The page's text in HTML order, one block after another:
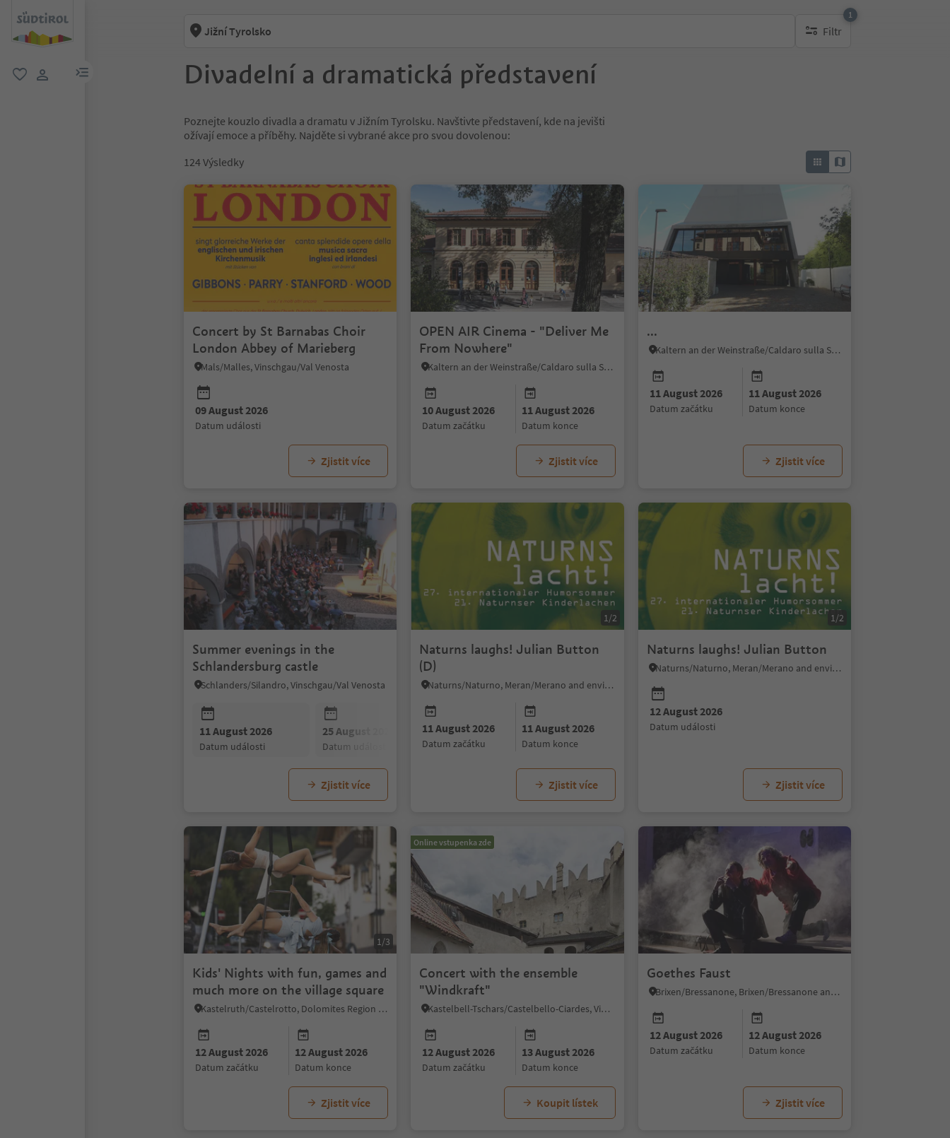
odkaz na menu
Jižní Tyrolsko Filtr
1
1 aktywny filtr
Divadelní a dramatická představení
Poznejte kouzlo divadla a dramatu v Jižním Tyrolsku. Navštivte představení, kde na jevišti
ožívají emoce a příběhy. Najděte si vybrané akce pro svou dovolenou:
124Výsledky
Concert by St Barnabas Choir
London Abbey of Marieberg
Mals/Malles, Vinschgau/Val Venosta
09 August 2026
datum události
Zjistit více
OPEN AIR Cinema - "Deliver Me
From Nowhere"
Kaltern an der Weinstraße/Caldaro sulla Strada del Vino, Alto Adige Wine Road
10 August 2026
datum začátku
11 August 2026
datum konce
Zjistit více
...
Kaltern an der Weinstraße/Caldaro sulla Strada del Vino, Alto Adige Wine Road
11 August 2026
datum začátku
11 August 2026
datum konce
Zjistit více
Summer evenings in the
Schlandersburg castle
Schlanders/Silandro, Vinschgau/Val Venosta
11 August 2026
datum události
25 August 2026
datum události
Zjistit více
1/2
Naturns laughs! Julian Button
(D)
Naturns/Naturno, Meran/Merano and environs
11 August 2026
datum začátku
11 August 2026
datum konce
Zjistit více
1/2
Naturns laughs! Julian Button
Naturns/Naturno, Meran/Merano and environs
12 August 2026
datum události
Zjistit více
1/3
Kids' Nights with fun, games and
much more on the village square
Kastelruth/Castelrotto, Dolomites Region Seiser Alm
12 August 2026
datum začátku
12 August 2026
datum konce
Zjistit více
Online vstupenka zde
Concert with the ensemble
"Windkraft"
Kastelbell-Tschars/Castelbello-Ciardes, Vinschgau/Val Venosta
12 August 2026
datum začátku
13 August 2026
datum konce
Koupit lístek
Goethes Faust
Brixen/Bressanone, Brixen/Bressanone and environs
12 August 2026
datum začátku
12 August 2026
datum konce
Zjistit více